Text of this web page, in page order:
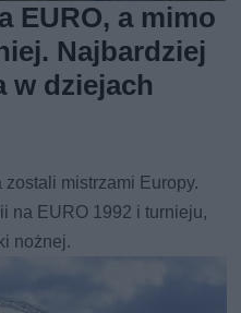
EURO, a mimo
Najbardziej
w dziejach
mistrzami Europy.
na EURO 1992 i turnieju,
nożnej.